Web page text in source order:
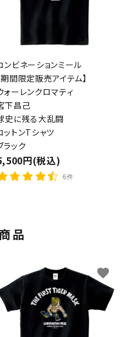
ンビネーションミール
期間限定販売アイテム】
ォーレンクロマティ
下昌己
史に残る大乱闘
ットンTシャツ
ラック
円(税込)
6件
品
favorite